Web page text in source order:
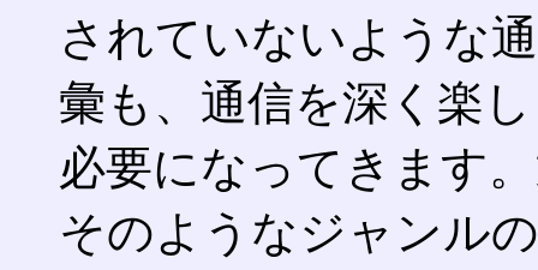
されていないような
彙も、通信を深く楽
必要になってきます
そのようなジャンル